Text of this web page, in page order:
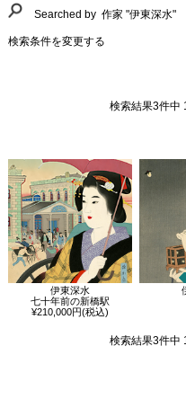
Searched by 作家 "伊東深水"
検索条件を変更する
検索結果3件中
伊東深水
七十年前の新橋駅
¥210,000円(税込)
検索結果3件中